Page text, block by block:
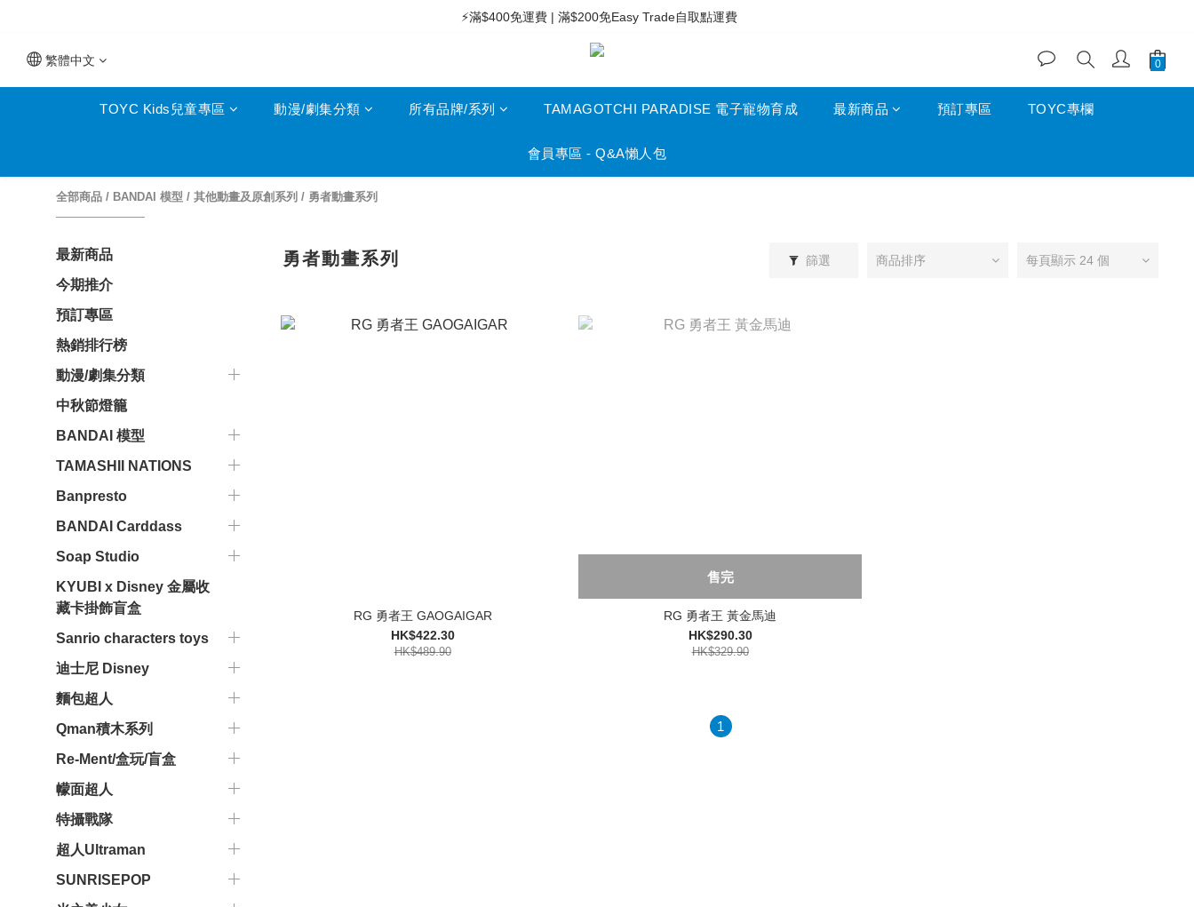
⚡滿$400免運費 | 滿$200免Easy Trade自取點運費
⚡滿$400免運費 | 滿$200免Easy Trade自取點運費
🧸Kids兒童專區滿$200免運費 | 滿$50免自取點運費
⚡滿$400免運費 | 滿$200免Easy Trade自取點運費
繁體中文
TOYC Kids兒童專區 動漫/劇集分類 所有品牌/系列 TAMAGOTCHI PARADISE 電子寵物育成 最新商品 預訂專區 TOYC專欄
會員專區 - Q&A懶人包
全部商品 / BANDAI 模型 / 其他動畫及原創系列 / 勇者動畫系列
最新商品
今期推介
預訂專區
熱銷排行榜
動漫/劇集分類
中秋節燈籠
BANDAI 模型
TAMASHII NATIONS
Banpresto
BANDAI Carddass
Soap Studio
KYUBI x Disney 金屬收
藏卡掛飾盲盒
Sanrio characters toys
迪士尼 Disney
麵包超人
Qman積木系列
Re-Ment/盒玩/盲盒
幪面超人
特攝戰隊
超人Ultraman
SUNRISEPOP
勇者動畫系列 篩選 商品排序 每頁顯示 24 個
RG 勇者王 GAOGAIGAR
HK$422.30
HK$489.90
售完
RG 勇者王 黃金馬迪
HK$290.30
HK$329.90
1